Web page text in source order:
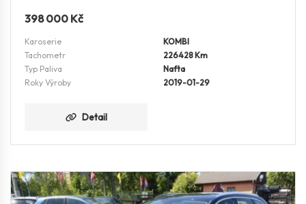
398 000 Kč
Karoserie
KOMBI
Tachometr
226428 Km
Typ Paliva
Nafta
Roky Výroby
2019-01-29
Detail